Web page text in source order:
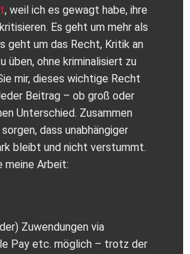
, weil ich es gewagt habe, ihre
Es geht um mehr als
geht um das Recht, Kritik an
üben, ohne kriminalisiert zu
mir, dieses wichtige Recht
Beitrag – ob groß oder
Unterschied. Zusammen
dass unabhängiger
bleibt und nicht verstummt.
meine Arbeit:
Zuwendungen via
Pay etc. möglich – trotz der